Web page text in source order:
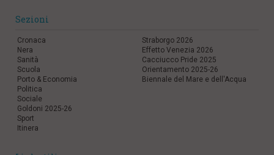
Sezioni
Cronaca
Nera
Sanità
Scuola
Porto & Economia
Politica
Sociale
Goldoni 2025-26
Sport
Itinera
Straborgo 2026
Effetto Venezia 2026
Cacciucco Pride 2025
Orientamento 2025-26
Biennale del Mare e dell'Acqua